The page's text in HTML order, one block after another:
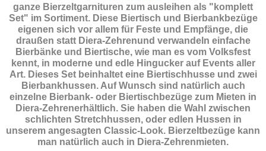
ganze Bierzeltgarnituren zum ausleihen als "komplett
Set" im Sortiment. Diese Biertisch und Bierbankbezüge
eigenen sich vor allem für Feste und Empfänge, die
draußen statt Diera-Zehrenund verwandeln einfache
Bierbänke und Biertische, wie man es vom Volksfest
kennt, in moderne und edle Hingucker auf Events aller
Art. Dieses Set beinhaltet eine Biertischhusse und zwei
Bierbankhussen. Auf Wunsch sind natürlich auch
einzelne Bierbank- oder Biertischbezüge zum Mieten in
Diera-Zehrenerhältlich. Sie haben die Wahl zwischen
schlichten Stretchhussen, oder edlen Hussen in
unserem angesagten Classic-Look. Bierzeltbezüge kann
man natürlich auch in Diera-Zehrenmieten.